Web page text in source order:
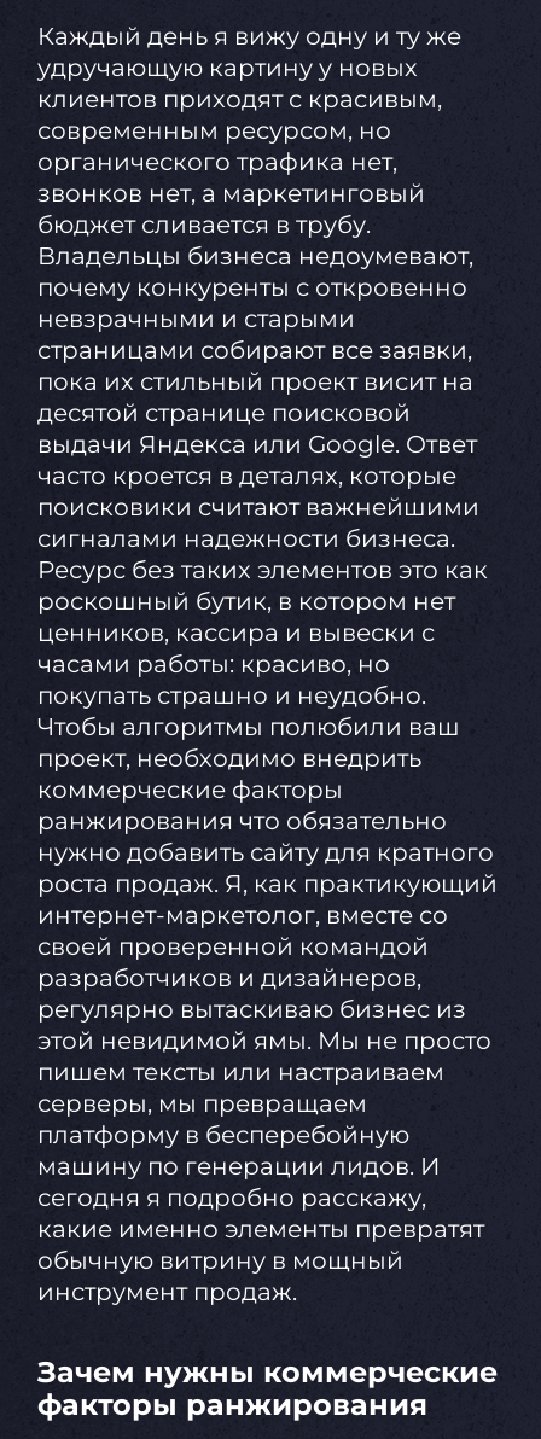
Каждый день я вижу одну и ту же
удручающую картину у новых
клиентов приходят с красивым,
современным ресурсом, но
органического трафика нет,
звонков нет, а маркетинговый
бюджет сливается в трубу.
Владельцы бизнеса недоумевают,
почему конкуренты с откровенно
невзрачными и старыми
страницами собирают все заявки,
пока их стильный проект висит на
десятой странице поисковой
выдачи Яндекса или Google. Ответ
часто кроется в деталях, которые
поисковики считают важнейшими
сигналами надежности бизнеса.
Ресурс без таких элементов это как
роскошный бутик, в котором нет
ценников, кассира и вывески с
часами работы: красиво, но
покупать страшно и неудобно.
Чтобы алгоритмы полюбили ваш
проект, необходимо внедрить
коммерческие факторы
ранжирования что обязательно
нужно добавить сайту для кратного
роста продаж. Я, как практикующий
интернет-маркетолог, вместе со
своей проверенной командой
разработчиков и дизайнеров,
регулярно вытаскиваю бизнес из
этой невидимой ямы. Мы не просто
пишем тексты или настраиваем
серверы, мы превращаем
платформу в бесперебойную
машину по генерации лидов. И
сегодня я подробно расскажу,
какие именно элементы превратят
обычную витрину в мощный
инструмент продаж.
Зачем нужны коммерческие
факторы ранжирования